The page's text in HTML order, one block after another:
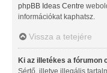
phpBB Ideas Centre
információkat kaphatsz.
Vissza a tetejére
Ki az illetékes a fórumon
Sértő, illetve illegális